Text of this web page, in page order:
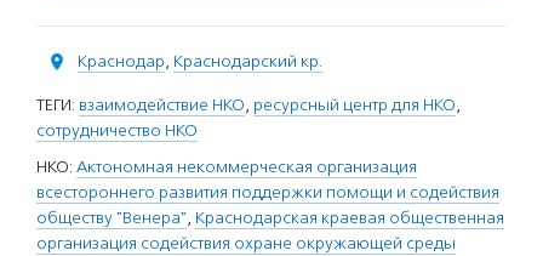
Краснодар, Краснодарский кр.
ТЕГИ: взаимодействие НКО, ресурсный центр для НКО,
сотрудничество НКО
НКО: Актономная некоммерческая организация
всестороннего развития поддержки помощи и содействия
обществу "Венера", Краснодарская краевая общественная
организация содействия охране окружающей среды